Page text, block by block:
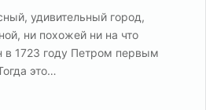
удивительный город,
ни похожей ни на что
в 1723 году Петром первым
это…